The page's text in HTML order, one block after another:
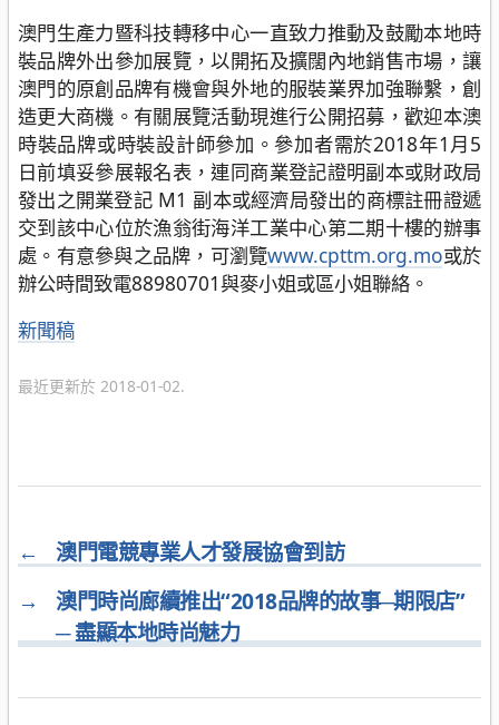
澳門生產力暨科技轉移中心一直致力推動及鼓勵本地時
裝品牌外出參加展覽，以開拓及擴闊內地銷售市場，讓
澳門的原創品牌有機會與外地的服裝業界加強聯繫，創
造更大商機。有關展覽活動現進行公開招募，歡迎本澳
時裝品牌或時裝設計師參加。參加者需於2018年1月5
日前填妥參展報名表，連同商業登記證明副本或財政局
發出之開業登記 M1 副本或經濟局發出的商標註冊證遞
交到該中心位於漁翁街海洋工業中心第二期十樓的辦事
處。有意參與之品牌，可瀏覽www.cpttm.org.mo或於
辦公時間致電88980701與麥小姐或區小姐聯絡。
分
新聞稿
最近更新於 2018-01-02.
←
澳門電競專業人才發展協會到訪
→
澳門時尚廊續推出“2018品牌的故事─期限店”
─ 盡顯本地時尚魅力